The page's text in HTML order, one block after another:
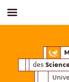
des
Afficher /